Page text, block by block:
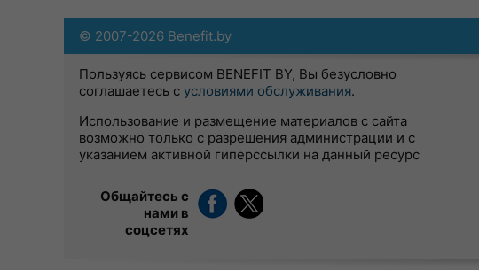
© 2007-2026 Benefit.by
Пользуясь сервисом BENEFIT BY, Вы безусловно
соглашаетесь с условиями обслуживания.
Использование и размещение материалов с сайта
возможно только с разрешения администрации и с
указанием активной гиперссылки на данный ресурс
Общайтесь с
нами в
соцсетях